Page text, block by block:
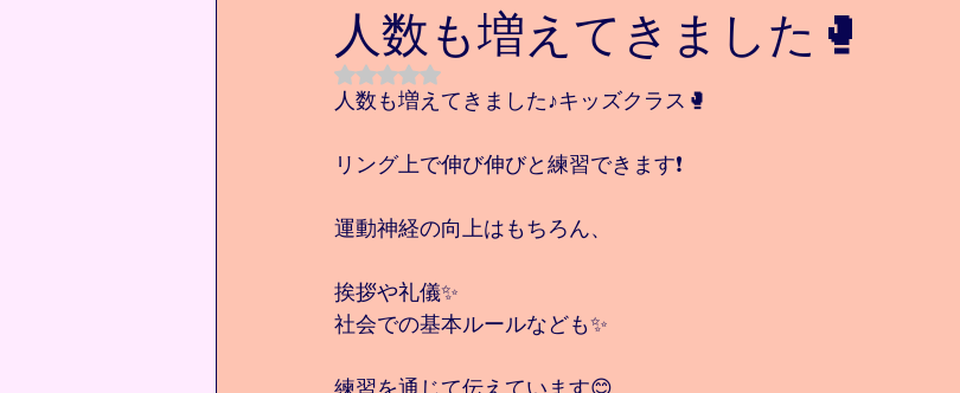
人数も増えてきました🥊
5つ星のうちNaNと評価されています。
人数も増えてきました♪キッズクラス🥊
リング上で伸び伸びと練習できます❗️
運動神経の向上はもちろん、
挨拶や礼儀✨
社会での基本ルールなども✨
練習を通じて伝えています😊